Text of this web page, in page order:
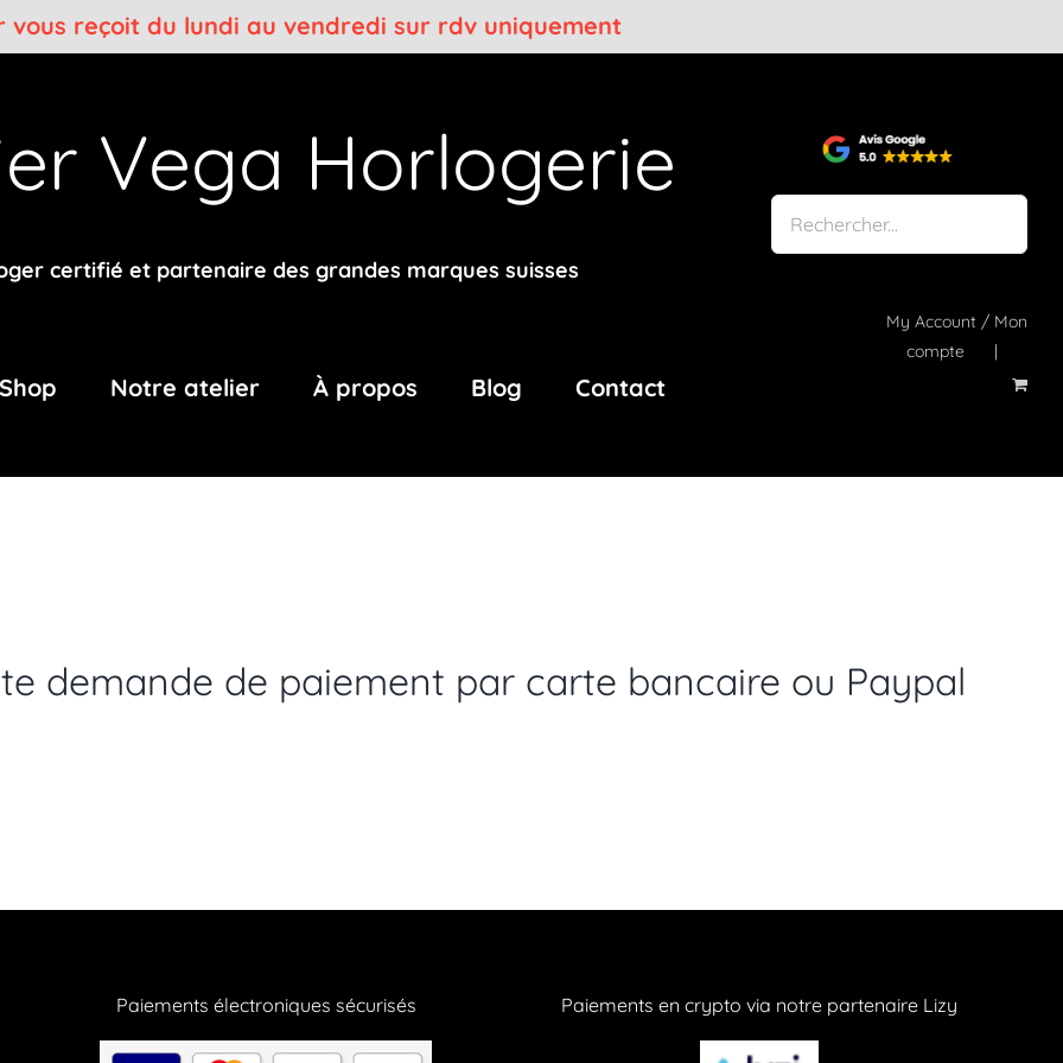
vous reçoit du lundi au vendredi sur rdv uniquement
Vega Horlogerie
certifié et partenaire des grandes marques suisses
Shop Notre atelier À propos Blog Contact
My Account / Mon
compte
demande de paiement par carte bancaire ou Paypal
Paiements électroniques sécurisés Paiements en crypto via notre partenaire Lizy